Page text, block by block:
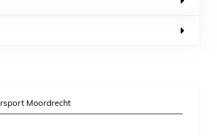
Moordrecht